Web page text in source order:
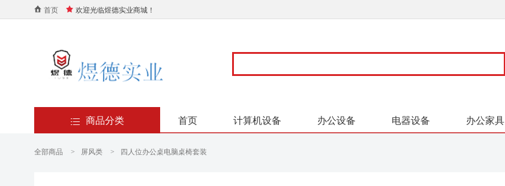
首页 欢迎光临煜德实业商城！
商品分类 首页 计算机设备 办公设备 电器设备 办公家具
全部商品 > 屏风类 > 四人位办公桌电脑桌椅套装